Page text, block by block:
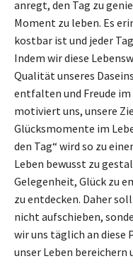
anregt, den Tag zu
Moment zu leben. Es
kostbar ist und jeder
Indem wir diese
Qualität unseres
entfalten und Freude
motiviert uns, unsere
Glücksmomente im
den Tag“ wird so zu
Leben bewusst zu
Gelegenheit, Glück zu
zu entdecken. Daher
nicht aufschieben,
wir uns täglich an diese
unser Leben